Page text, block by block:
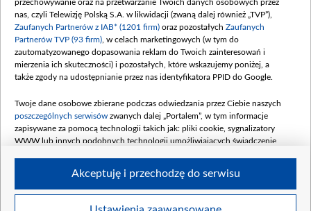
nadzieję zbliżyć się do Krystyny i podbić jej serce...
Zobacz również
przechowywanie oraz na przetwarzanie Twoich danych osobowych przez
nas, czyli Telewizję Polską S.A. w likwidacji (zwaną dalej również „TVP”),
Zaufanych Partnerów z IAB* (1201 firm) oraz pozostałych Zaufanych
Partnerów TVP (93 firm) , w celach marketingowych (w tym do
zautomatyzowanego dopasowania reklam do Twoich zainteresowań i
mierzenia ich skuteczności) i pozostałych, które wskazujemy poniżej, a
także zgody na udostępnianie przez nas identyfikatora PPID do Google.
Twoje dane osobowe zbierane podczas odwiedzania przez Ciebie naszych
poszczególnych serwisów zwanych dalej „Portalem”, w tym informacje
zapisywane za pomocą technologii takich jak: pliki cookie, sygnalizatory
WWW lub innych podobnych technologii umożliwiających świadczenie
Twoje dane osobowe zbierane podczas odwiedzania przez Ciebie
Akceptuję i przechodzę do serwisu